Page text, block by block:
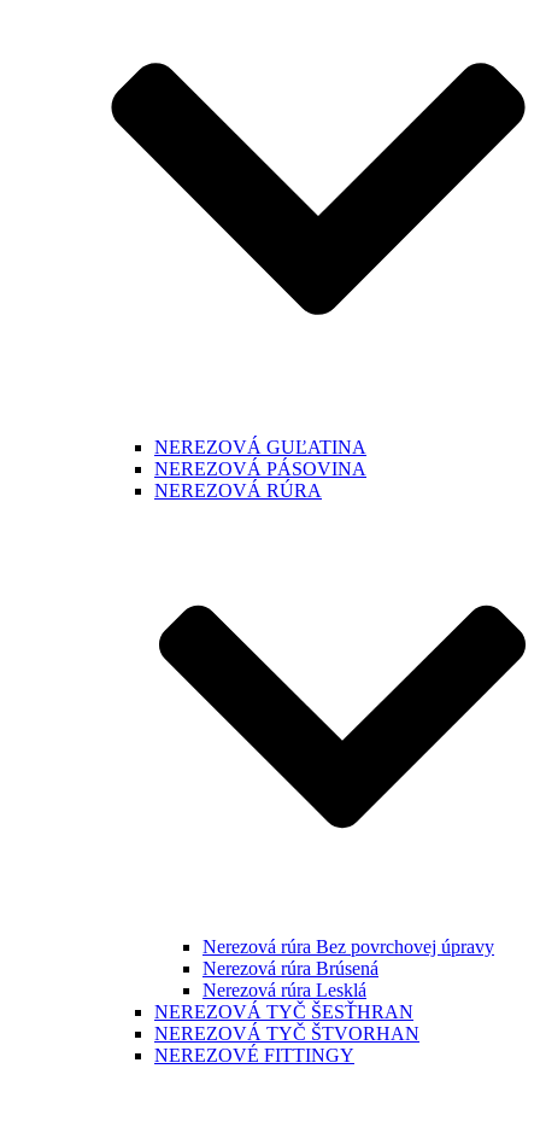
NEREZOVÁ GUĽATINA
NEREZOVÁ PÁSOVINA
NEREZOVÁ RÚRA
Nerezová rúra Bez povrchovej úpravy
Nerezová rúra Brúsená
Nerezová rúra Lesklá
NEREZOVÁ TYČ ŠESŤHRAN
NEREZOVÁ TYČ ŠTVORHAN
NEREZOVÉ FITTINGY